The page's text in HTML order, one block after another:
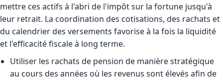
mettre ces actifs à l'abri de l'impôt sur la fortune jusqu'à
leur retrait. La coordination des cotisations, des rachats et
du calendrier des versements favorise à la fois la liquidité
et l'efficacité fiscale à long terme.
Utiliser les rachats de pension de manière stratégique
au cours des années où les revenus sont élevés afin de